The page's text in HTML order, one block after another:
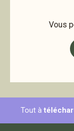
Vous
Tout à